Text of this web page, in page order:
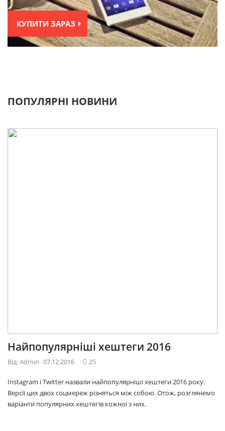
КУПИТИ ЗАРАЗ
ПОПУЛЯРНІ НОВИНИ
Найпопулярніші хештеги 2016
Від: Admin 07.12.2016 25
Instagram і Twitter назвали найпопулярніші хештеги 2016 року.
Версії цих двох соцмереж різняться між собою. Отож, розглянемо
варіанти популярних хештегів кожної з них.